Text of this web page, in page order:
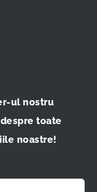
ul nostru
toate
noastre!